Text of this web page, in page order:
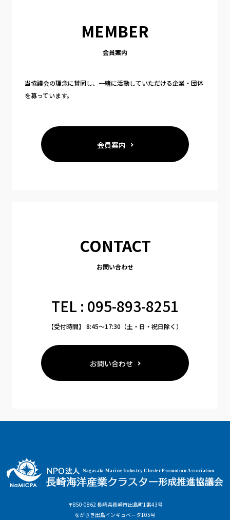
MEMBER
会員案内
当協議会の理念に賛同し、一緒に活動していただける企業・団体
を募っています。
会員案内
CONTACT
お問い合わせ
TEL : 095-893-8251
【受付時間】 8:45〜17:30（土・日・祝日除く）
お問い合わせ
〒850-0862 長崎県長崎市出島町1番43号
ながさき出島インキュベータ105号